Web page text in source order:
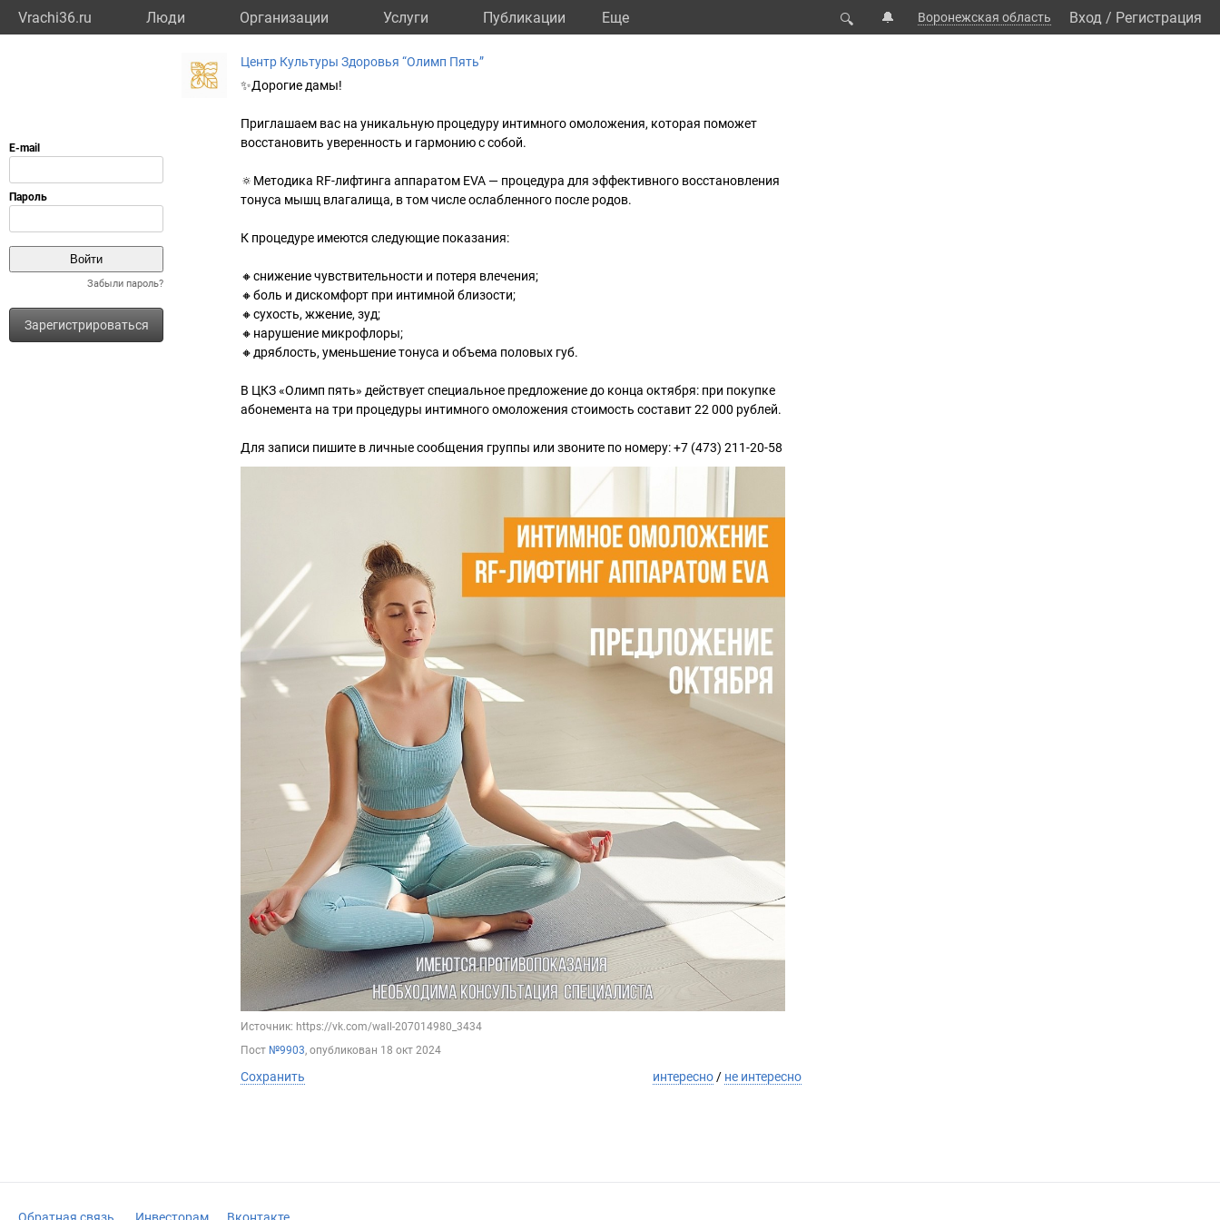
Vrachi36.ru Люди Организации Услуги Публикации Eще 🔍 🔔 Воронежская область Вход / Регистрация
Забыли пароль?
Зарегистрироваться
Центр Культуры Здоровья “Олимп Пять”
✨Дорогие дамы!
Приглашаем вас на уникальную процедуру интимного омоложения, которая поможет
восстановить уверенность и гармонию с собой.
🔅Методика RF-лифтинга аппаратом ЕVA — процедура для эффективного восстановления
тонуса мышц влагалища, в том числе ослабленного после родов.
К процедуре имеются следующие показания:
🔸снижение чувствительности и потеря влечения;
🔸боль и дискомфорт при интимной близости;
🔸сухость, жжение, зуд;
🔸нарушение микрофлоры;
🔸дряблость, уменьшение тонуса и объема половых губ.
В ЦКЗ «Олимп пять» действует специальное предложение до конца октября: при покупке
абонемента на три процедуры интимного омоложения стоимость составит 22 000 рублей.
Для записи пишите в личные сообщения группы или звоните по номеру: +7 (473) 211-20-58
Источник: https://vk.com/wall-207014980_3434
Пост №9903, опубликован 18 окт 2024
Сохранить интересно / не интересно